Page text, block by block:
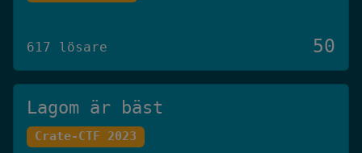
617 lösare 50
Lagom är bäst
Crate-CTF 2023